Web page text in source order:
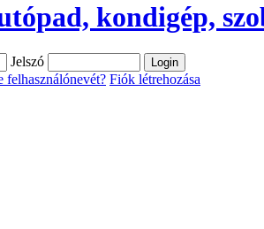
kondigép,
Jelszó
felhasználónevét? Fiók létrehozása